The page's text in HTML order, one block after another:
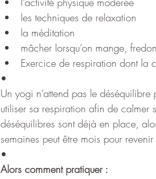
les techniques de relaxation
la méditation
mâcher lorsqu’on mange,
Exercice de respiration dont la
•
Un yogi n’attend pas le déséquilibre
utiliser sa respiration afin de calmer
déséquilibres sont déjà en place,
semaines peut être mois pour
•
Alors comment pratiquer :